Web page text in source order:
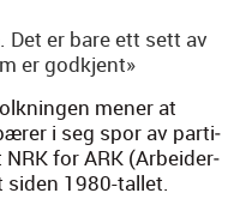
Det er bare ett sett av
er god­kjent»
men­er at
i seg spor av par­ti­
NRK for ARK (Arbei­der­
1980-tal­let.